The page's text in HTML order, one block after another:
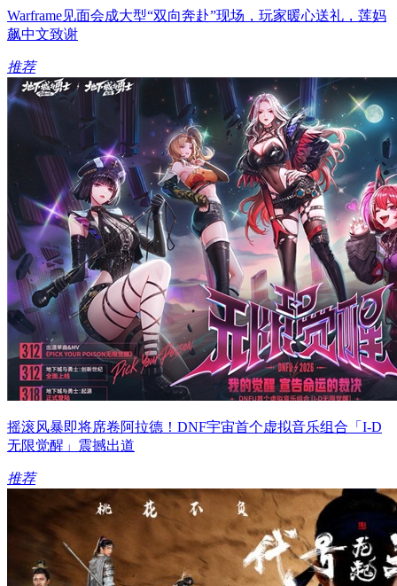
Warframe见面会成大型“双向奔赴”现场，玩家暖心送礼，莲妈
飙中文致谢
推荐
摇滚风暴即将席卷阿拉德！DNF宇宙首个虚拟音乐组合「I-D
无限觉醒」震撼出道
推荐